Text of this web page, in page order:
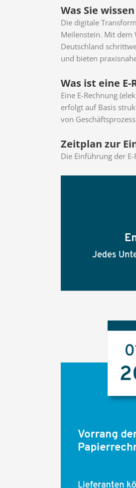
Was Sie
Die digitale
Meilenstein. Mit dem
Deutschland
und bieten
Was ist eine E-
Eine E-Rechnung
erfolgt auf Basis
von
Zeitplan zur
Die Einführung der